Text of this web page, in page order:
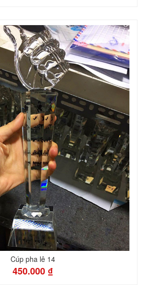
Cúp pha lê 14
450.000 ₫